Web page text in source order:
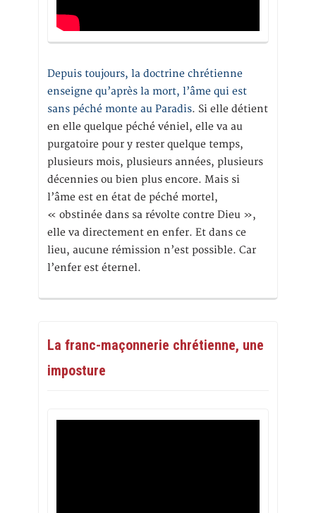
Depuis toujours, la doctrine chrétienne
enseigne qu’après la mort, l’âme qui est
sans péché monte au Paradis. Si elle détient
en elle quelque péché véniel, elle va au
purgatoire pour y rester quelque temps,
plusieurs mois, plusieurs années, plusieurs
décennies ou bien plus encore. Mais si
l’âme est en état de péché mortel,
« obstinée dans sa révolte contre Dieu »,
elle va directement en enfer. Et dans ce
lieu, aucune rémission n’est possible. Car
l’enfer est éternel.
La franc-maçonnerie chrétienne, une
imposture